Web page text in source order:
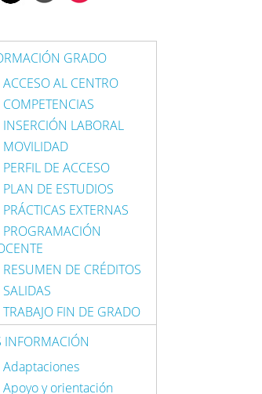
GRADO
ACCESO AL CENTRO
COMPETENCIAS
INSERCIÓN LABORAL
MOVILIDAD
PERFIL DE ACCESO
PLAN DE ESTUDIOS
PRÁCTICAS EXTERNAS
PROGRAMACIÓN
RESUMEN DE CRÉDITOS
SALIDAS
TRABAJO FIN DE GRADO
INFORMACIÓN
Adaptaciones
Apoyo y orientación